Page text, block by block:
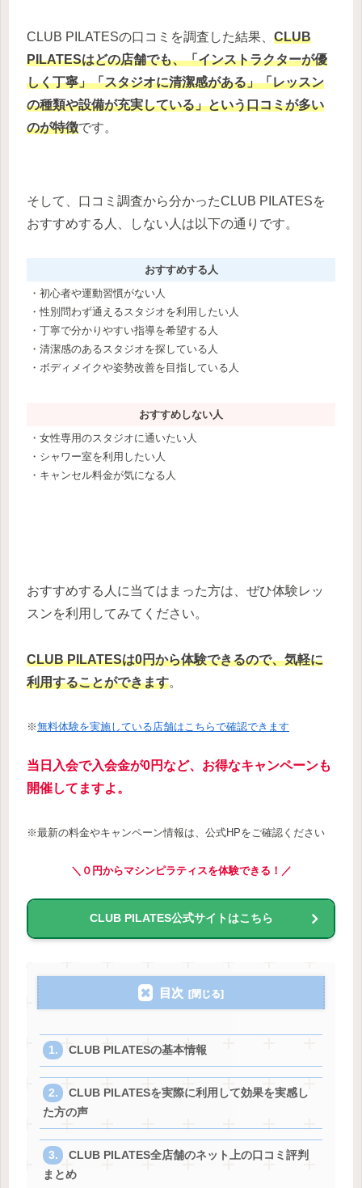
CLUB PILATESの口コミを調査した結果、 CLUB
PILATESはどの店舗でも、「インストラクターが優
しく丁寧」「スタジオに清潔感がある」「レッスン
の種類や設備が充実している」という口コミが多い
のが特徴です。
そして、口コミ調査から分かったCLUB PILATESを
おすすめする人、しない人は以下の通りです。
おすすめする人
・初心者や運動習慣がない人
・性別問わず通えるスタジオを利用したい人
・丁寧で分かりやすい指導を希望する人
・清潔感のあるスタジオを探している人
・ボディメイクや姿勢改善を目指している人
おすすめしない人
・女性専用のスタジオに通いたい人
・シャワー室を利用したい人
・キャンセル料金が気になる人
おすすめする人に当てはまった方は、ぜひ体験レッ
スンを利用してみてください。
CLUB PILATESは0円から体験できるので、気軽に
利用することができます。
※無料体験を実施している店舗はこちらで確認できます
当日入会で入会金が0円など、お得なキャンペーンも
開催してますよ。
※最新の料金やキャンペーン情報は、公式HPをご確認ください
＼０円からマシンピラティスを体験できる！／
CLUB PILATES公式サイトはこちら
目次
CLUB PILATESの基本情報
CLUB PILATESを実際に利用して効果を実感し
た方の声
CLUB PILATES全店舗のネット上の口コミ評判
まとめ